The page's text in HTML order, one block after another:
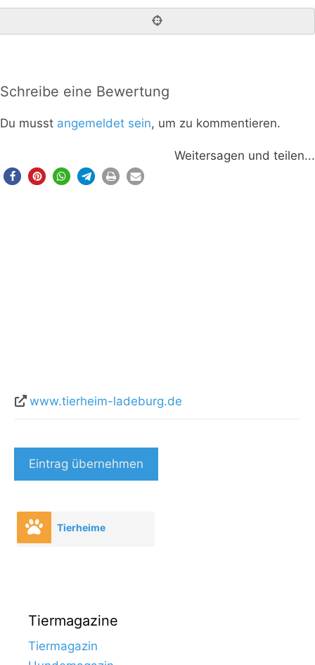
Schreibe eine Bewertung
Du musst angemeldet sein, um zu kommentieren.
Weitersagen und teilen...
www.tierheim-ladeburg.de
Eintrag übernehmen
Tierheime
Tiermagazine
Tiermagazin